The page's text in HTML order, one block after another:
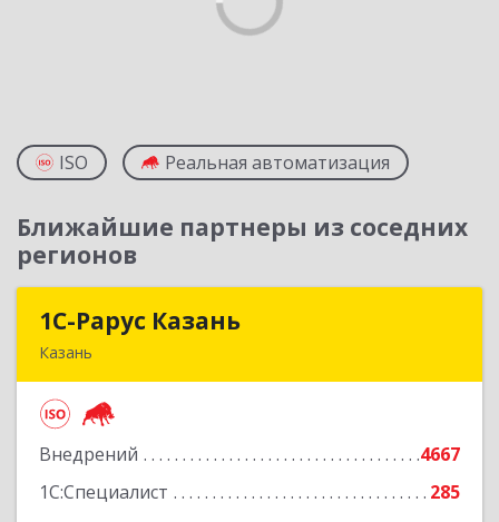
ISO Реальная автоматизация
Ближайшие партнеры из соседних
регионов
1С-Рарус Казань
Казань
Внедрений
4667
1С:Специалист
285
Подробнее